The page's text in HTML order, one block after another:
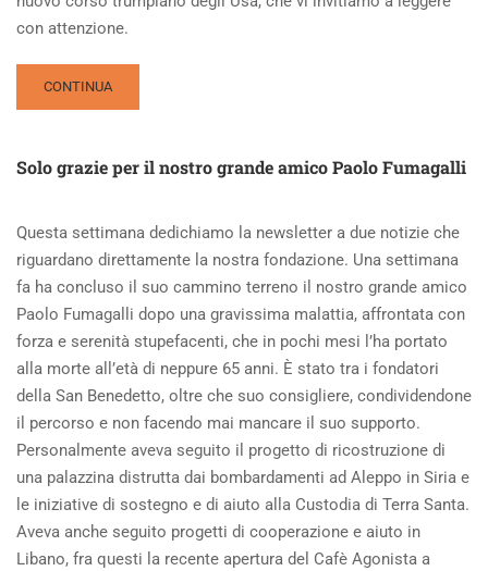
con attenzione.
READ
MORE
’68
DESIDERIO,
LOTTA,
DOMANDE:
UN
INCONTRO
FORMIDABILE
CONTINUA
Solo grazie per il nostro grande amico Paolo Fumagalli
Questa settimana dedichiamo la newsletter a due notizie che
riguardano direttamente la nostra fondazione. Una settimana
fa ha concluso il suo cammino terreno il nostro grande amico
Paolo Fumagalli dopo una gravissima malattia, affrontata con
forza e serenità stupefacenti, che in pochi mesi l’ha portato
alla morte all’età di neppure 65 anni. È stato tra i fondatori
della San Benedetto, oltre che suo consigliere, condividendone
il percorso e non facendo mai mancare il suo supporto.
Personalmente aveva seguito il progetto di ricostruzione di
una palazzina distrutta dai bombardamenti ad Aleppo in Siria e
le iniziative di sostegno e di aiuto alla Custodia di Terra Santa.
Aveva anche seguito progetti di cooperazione e aiuto in
Libano, fra questi la recente apertura del Cafè Agonista a